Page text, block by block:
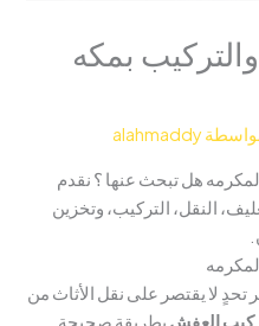
بمكه
alahmaddy
هل تبحث عنها ؟ نقدم
النقل، التركيب، وتخزين
تحدٍ لا يقتصر على نقل الأثاث من
العفش بطريقة صحيحة